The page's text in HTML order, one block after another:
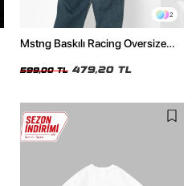
2
Mstng Baskılı Racing Oversize
599,00 TL 479,20 TL